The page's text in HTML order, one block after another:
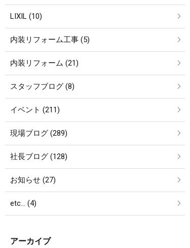
LIXIL (10)
内装リフォーム工事 (5)
内装リフォーム (21)
スタッフブログ (8)
イベント (211)
現場ブログ (289)
社長ブログ (128)
お知らせ (27)
etc… (4)
アーカイブ